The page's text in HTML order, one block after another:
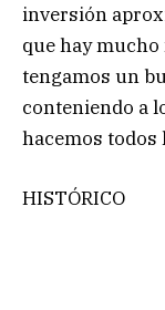
inversión
que hay mucho
tengamos un
conteniendo a
hacemos todos
HISTÓRICO